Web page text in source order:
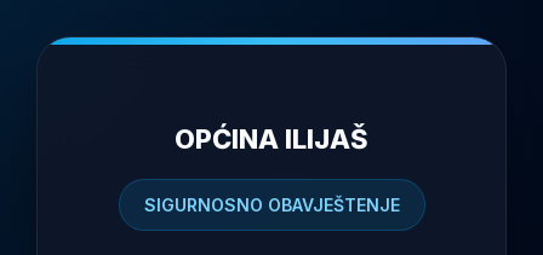
OPĆINA ILIJAŠ
SIGURNOSNO OBAVJEŠTENJE